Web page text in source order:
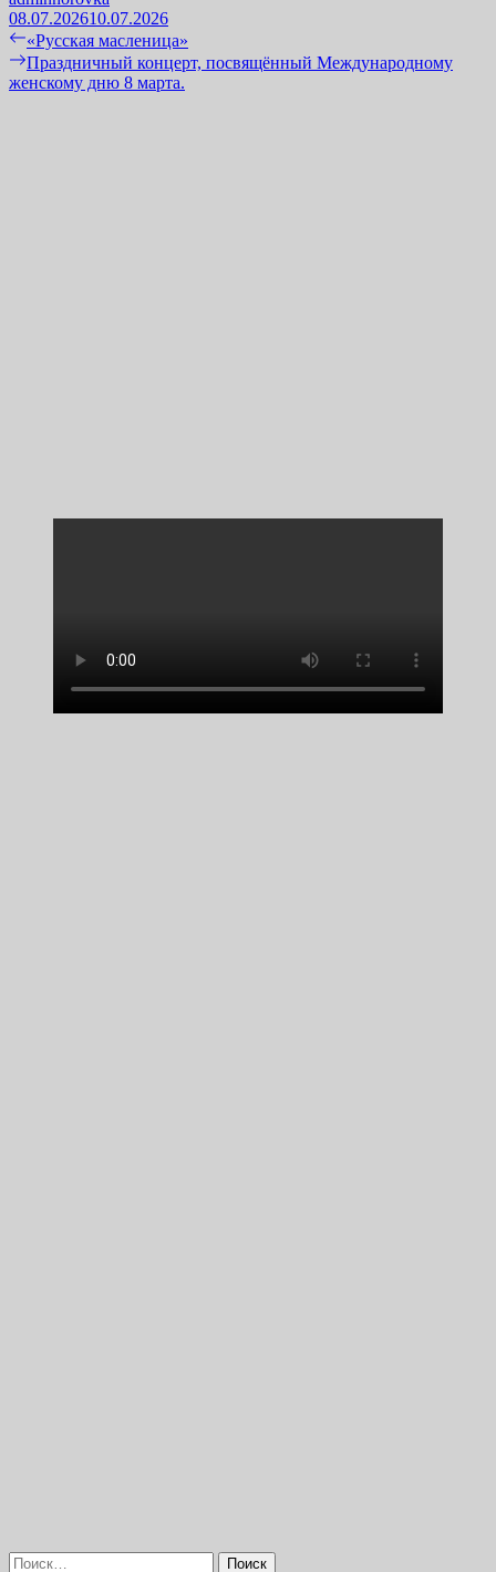
08.07.202610.07.2026
Навигация
по
Previous
post:
«Русская масленица»
Next
post:
Праздничный концерт, посвящённый Международному
женскому дню 8 марта.
Найти: